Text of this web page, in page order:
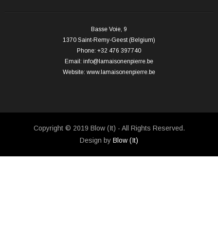
Basse Voie, 9
1370 Saint-Remy-Geest (Belgium)
Phone: +32 476 397740
Email: info@lamaisonenpierre.be
Website: www.lamaisonenpierre.be
Copyright © 2019 Blow (It) - All Rights Reserved.
Design by Blow (It)